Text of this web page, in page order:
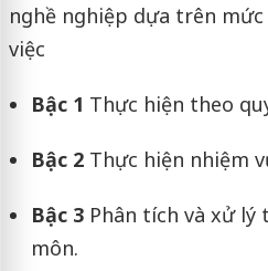
nghề nghiệp dựa trên
việc
Bậc 1 Thực hiện theo
Bậc 2Thực hiện nhiệm
Bậc 3Phân tích và xử lý
môn.